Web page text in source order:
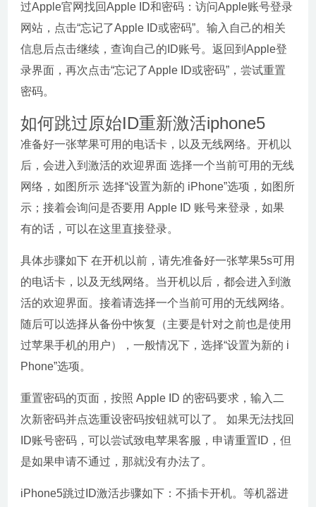
过Apple官网找回Apple ID和密码：访问Apple账号登录
网站，点击“忘记了Apple ID或密码”。输入自己的相关
信息后点击继续，查询自己的ID账号。返回到Apple登
录界面，再次点击“忘记了Apple ID或密码”，尝试重置
密码。
如何跳过原始ID重新激活iphone5
准备好一张苹果可用的电话卡，以及无线网络。开机以
后，会进入到激活的欢迎界面 选择一个当前可用的无线
网络，如图所示 选择“设置为新的 iPhone”选项，如图所
示；接着会询问是否要用 Apple ID 账号来登录，如果
有的话，可以在这里直接登录。
具体步骤如下 在开机以前，请先准备好一张苹果5s可用
的电话卡，以及无线网络。当开机以后，都会进入到激
活的欢迎界面。接着请选择一个当前可用的无线网络。
随后可以选择从备份中恢复（主要是针对之前也是使用
过苹果手机的用户），一般情况下，选择“设置为新的 i
Phone”选项。
重置密码的页面，按照 Apple ID 的密码要求，输入二
次新密码并点选重设密码按钮就可以了。 如果无法找回
ID账号密码，可以尝试致电苹果客服，申请重置ID，但
是如果申请不通过，那就没有办法了。
iPhone5跳过ID激活步骤如下：不插卡开机。等机器进